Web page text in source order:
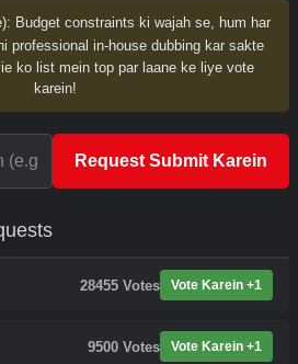
Budget constraints ki wajah se, hum har
professional in-house dubbing kar sakte
ko list mein top par laane ke liye vote
karein!
Request Submit Karein
28455 Votes Vote Karein +1
9500 Votes Vote Karein +1